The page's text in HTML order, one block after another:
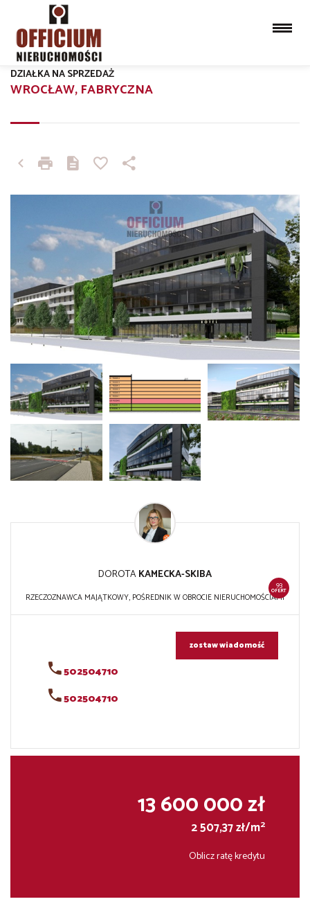
WROCŁAW, FABRYCZNA
DZIAŁKA NA SPRZEDAŻ
93
OFERT
DOROTAKAMECKA-SKIBA
RZECZOZNAWCA MAJĄTKOWY, POŚREDNIK W OBROCIE NIERUCHOMOŚCIAMI
502504710
502504710
zostaw wiadomość
13 600 000 zł
2 507,37 zł/m2
Oblicz ratę kredytu